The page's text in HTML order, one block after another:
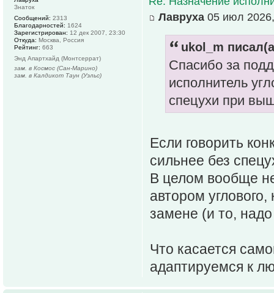
Лавруха 05 июл
ukol_m
Спасибо за
исполнитель
спецухи при
Если говорить
сильнее без
В целом вообще
автором
замене (и то,
Что касается
адаптируемся к
Знаток
Сообщений: 2313
Благодарностей: 1624
Зарегистрирован: 12 дек 2007, 23:30
Откуда: Москва, Россия
Рейтинг: 663
Энд Апартхайд (Монтсеррат)
зам. в Космос (Сан-Марино)
зам. в Калдикот Таун (Уэльс)